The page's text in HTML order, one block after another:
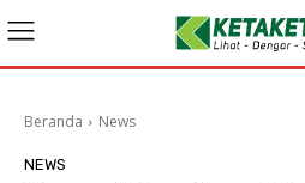
Beranda News
NEWS